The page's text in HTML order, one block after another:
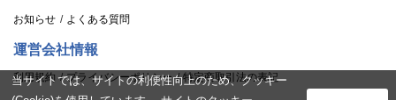
お知らせ よくある質問
運営会社情報
利用規約 プライバシーポリシー 特定商取引法の表記
当サイトでは、サイトの利便性向上のため、クッキー